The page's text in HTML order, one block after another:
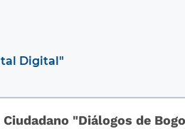
Digital"
"Diálogos de